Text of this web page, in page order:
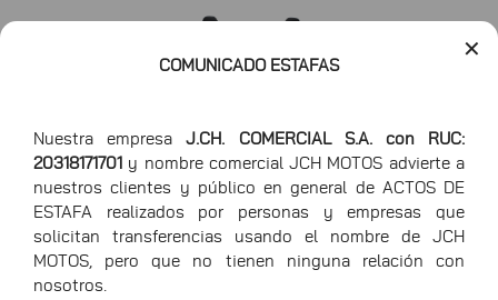
✕
COMUNICADO ESTAFAS
Nuestra empresaJ.CH. COMERCIAL S.A. con RUC:
20318171701 y nombre comercial JCH MOTOS advierte a
nuestros clientes y público en general de ACTOS DE
ESTAFA realizados por personas y empresas que
solicitan transferencias usando el nombre de JCH
MOTOS, pero que no tienen ninguna relación con
nosotros.
Largo 206cm